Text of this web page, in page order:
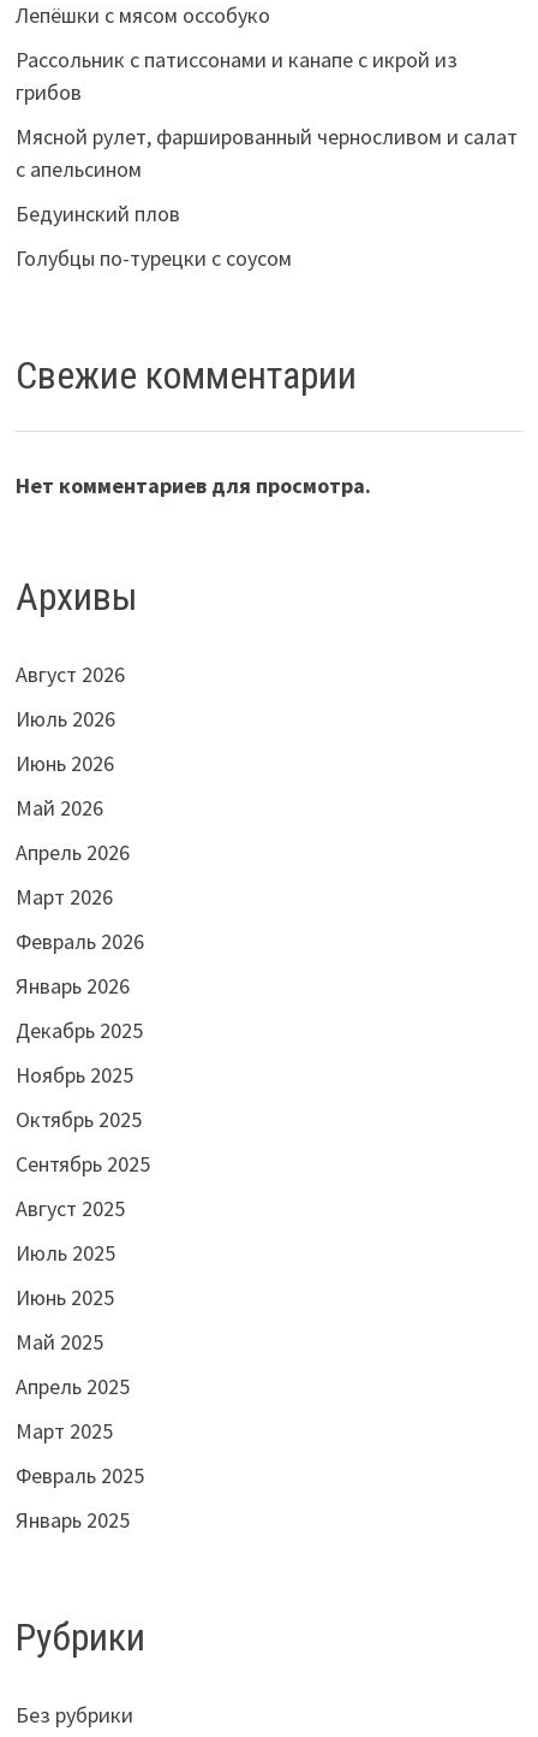
Лепёшки с мясом оссобуко
Рассольник с патиссонами и канапе с икрой из
грибов
Мясной рулет, фаршированный черносливом и салат
с апельсином
Бедуинский плов
Голубцы по-турецки с соусом
Свежие комментарии
Нет комментариев для просмотра.
Архивы
Август 2026
Июль 2026
Июнь 2026
Май 2026
Апрель 2026
Март 2026
Февраль 2026
Январь 2026
Декабрь 2025
Ноябрь 2025
Октябрь 2025
Сентябрь 2025
Август 2025
Июль 2025
Июнь 2025
Май 2025
Апрель 2025
Март 2025
Февраль 2025
Январь 2025
Рубрики
Без рубрики